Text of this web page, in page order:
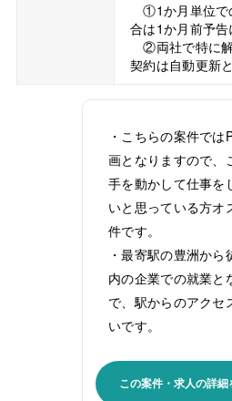
①1か月単位で
合は1か月前予告
②両社で特に解
契約は自動更新と
・こちらの案件では
画となりますので、
手を動かして仕事を
いと思っている方オ
件です。
・最寄駅の豊洲から
内の企業での就業と
で、駅からのアクセ
いです。
この案件・求人の詳